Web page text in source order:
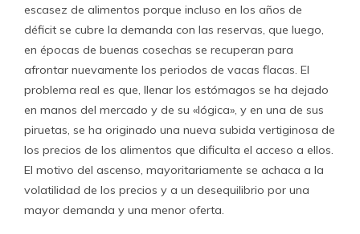
escasez de alimentos porque incluso en los años de
déficit se cubre la demanda con las reservas, que luego,
en épocas de buenas cosechas se recuperan para
afrontar nuevamente los periodos de vacas flacas. El
problema real es que, llenar los estómagos se ha dejado
en manos del mercado y de su «lógica», y en una de sus
piruetas, se ha originado una nueva subida vertiginosa de
los precios de los alimentos que dificulta el acceso a ellos.
El motivo del ascenso, mayoritariamente se achaca a la
volatilidad de los precios y a un desequilibrio por una
mayor demanda y una menor oferta.